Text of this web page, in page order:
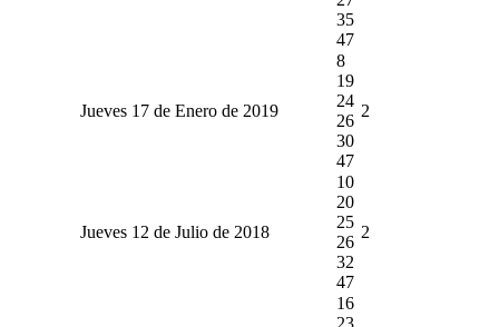
35
47
Jueves 17 de Enero de 2019
8
19
24
26
30
47
2
Jueves 12 de Julio de 2018
10
20
25
26
32
47
2
16
23